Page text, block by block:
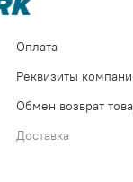
Оплата
Реквизиты
Обмен возврат
Доставка